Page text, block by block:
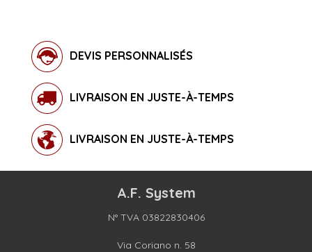
DEVIS PERSONNALISÉS
LIVRAISON EN JUSTE-À-TEMPS
LIVRAISON EN JUSTE-À-TEMPS
A.F. System
N° TVA 03822830406
Via Coriano n. 58